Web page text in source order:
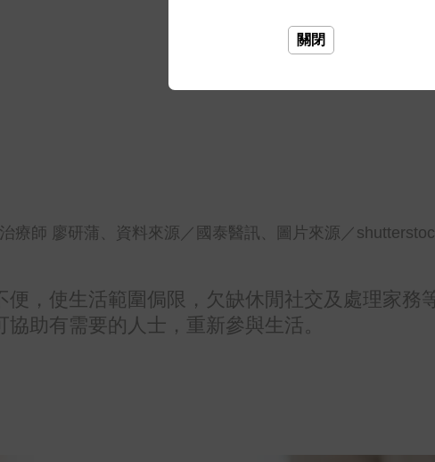
療師 廖研蒲、資料來源／國泰醫訊、圖片來源／
便，使生活範圍侷限，欠缺休閒社交及處理家務
助有需要的人士，重新參與生活。
關閉